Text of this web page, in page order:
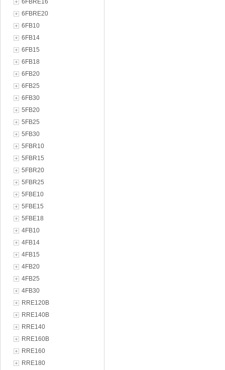
6FBRE16
6FBRE20
6FB10
6FB14
6FB15
6FB18
6FB20
6FB25
6FB30
5FB20
5FB25
5FB30
5FBR10
5FBR15
5FBR20
5FBR25
5FBE10
5FBE15
5FBE18
4FB10
4FB14
4FB15
4FB20
4FB25
4FB30
RRE120B
RRE140B
RRE140
RRE160B
RRE160
RRE180